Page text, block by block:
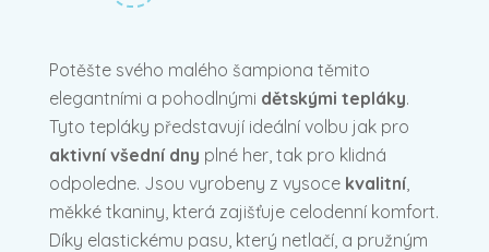
Potěšte svého malého šampiona těmito
elegantními a pohodlnými dětskými tepláky.
Tyto tepláky představují ideální volbu jak pro
aktivní všední dny plné her, tak pro klidná
odpoledne. Jsou vyrobeny z vysoce kvalitní,
měkké tkaniny, která zajišťuje celodenní komfort.
Díky elastickému pasu, který netlačí, a pružným